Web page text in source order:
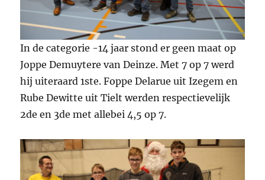
In de categorie -14 jaar stond er geen maat op
Joppe Demuytere van Deinze. Met 7 op 7 werd
hij uiteraard 1ste. Foppe Delarue uit Izegem en
Rube Dewitte uit Tielt werden respectievelijk
2de en 3de met allebei 4,5 op 7.